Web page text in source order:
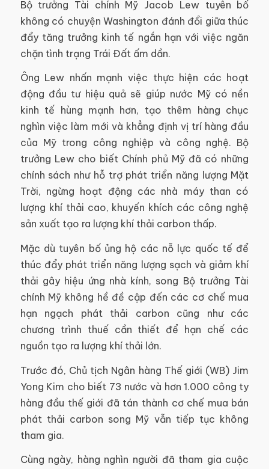
Bộ trưởng Tài chính Mỹ Jacob Lew tuyên bố
không có chuyện Washington đánh đổi giữa thúc
đẩy tăng trưởng kinh tế ngắn hạn với việc ngăn
chặn tình trạng Trái Đất ấm dần.
Ông Lew nhấn mạnh việc thực hiện các hoạt
động đầu tư hiệu quả sẽ giúp nước Mỹ có nền
kinh tế hùng mạnh hơn, tạo thêm hàng chục
nghìn việc làm mới và khẳng định vị trí hàng đầu
của Mỹ trong công nghiệp và công nghệ. Bộ
trưởng Lew cho biết Chính phủ Mỹ đã có những
chính sách như hỗ trợ phát triển năng lượng Mặt
Trời, ngừng hoạt động các nhà máy than có
lượng khí thải cao, khuyến khích các công nghệ
sản xuất tạo ra lượng khí thải carbon thấp.
Mặc dù tuyên bố ủng hộ các nỗ lực quốc tế để
thúc đẩy phát triển năng lượng sạch và giảm khí
thải gây hiệu ứng nhà kính, song Bộ trưởng Tài
chính Mỹ không hề đề cập đến các cơ chế mua
hạn ngạch phát thải carbon cũng như các
chương trình thuế cần thiết để hạn chế các
nguồn tạo ra lượng khí thải lớn.
Trước đó, Chủ tịch Ngân hàng Thế giới (WB) Jim
Yong Kim cho biết 73 nước và hơn 1.000 công ty
hàng đầu thế giới đã tán thành cơ chế mua bán
phát thải carbon song Mỹ vẫn tiếp tục không
tham gia.
Cùng ngày, hàng nghìn người đã tham gia cuộc